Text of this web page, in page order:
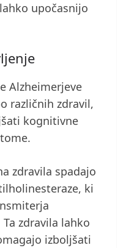
upočasnijo
Alzheimerjeve
različnih zdravil,
kognitivne
zdravila spadajo
ki
zdravila lahko
izboljšati